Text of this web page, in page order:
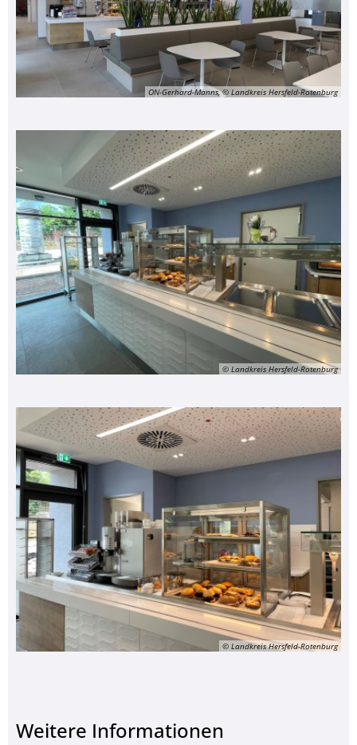
ON-Gerhard-Manns, © Landkreis Hersfeld-Rotenburg
© Landkreis Hersfeld-Rotenburg
© Landkreis Hersfeld-Rotenburg
Weitere Informationen